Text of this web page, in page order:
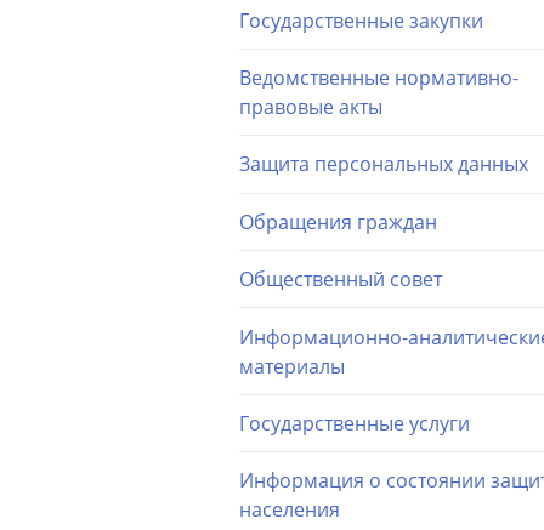
Государственные закупки
Ведомственные нормативно-
правовые акты
Защита персональных данных
Обращения граждан
Общественный совет
Информационно-
материалы
Государственные услуги
Информация о состоянии
населения